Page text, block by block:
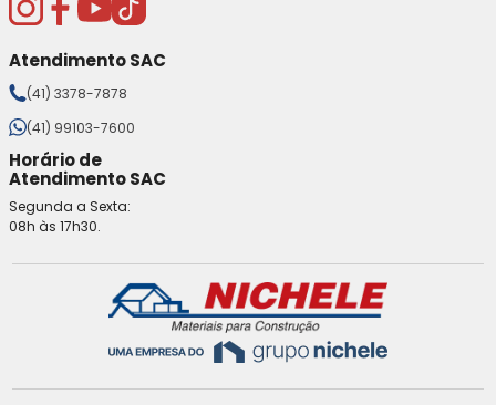
Atendimento SAC
(41) 3378-7878
(41) 99103-7600
Horário de
Atendimento SAC
Segunda a Sexta:
08h às 17h30.